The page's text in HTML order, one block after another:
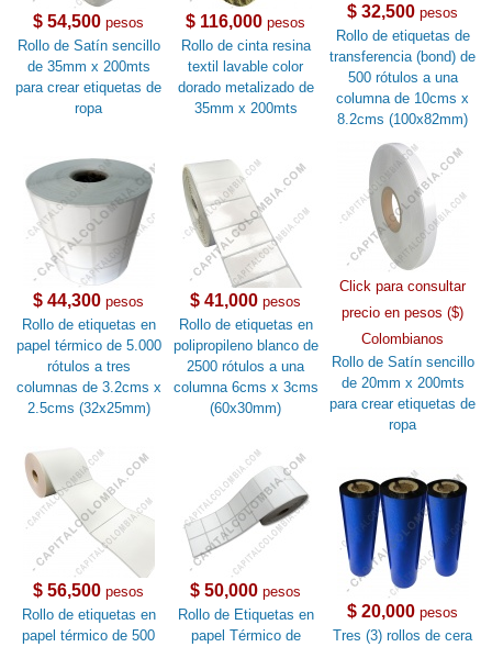
$ 54,500 pesos
Rollo de Satín sencillo
de 35mm x 200mts
para crear etiquetas de
ropa
$ 116,000 pesos
Rollo de cinta resina
textil lavable color
dorado metalizado de
35mm x 200mts
$ 32,500 pesos
Rollo de etiquetas de
transferencia (bond) de
500 rótulos a una
columna de 10cms x
8.2cms (100x82mm)
$ 44,300 pesos
Rollo de etiquetas en
papel térmico de 5.000
rótulos a tres
columnas de 3.2cms x
2.5cms (32x25mm)
$ 41,000 pesos
Rollo de etiquetas en
polipropileno blanco de
2500 rótulos a una
columna 6cms x 3cms
(60x30mm)
Click para consultar
precio en pesos ($)
Colombianos
Rollo de Satín sencillo
de 20mm x 200mts
para crear etiquetas de
ropa
$ 56,500 pesos
Rollo de etiquetas en
papel térmico de 500
$ 50,000 pesos
Rollo de Etiquetas en
papel Térmico de
$ 20,000 pesos
Tres (3) rollos de cera